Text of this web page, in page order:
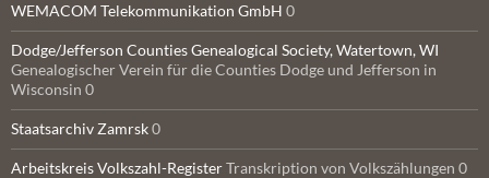
WEMACOM Telekommunikation GmbH 0
Dodge/Jefferson Counties Genealogical Society, Watertown, WI
Genealogischer Verein für die Counties Dodge und Jefferson in
Wisconsin 0
Staatsarchiv Zamrsk0
Arbeitskreis Volkszahl-RegisterTranskription von Volkszählungen 0